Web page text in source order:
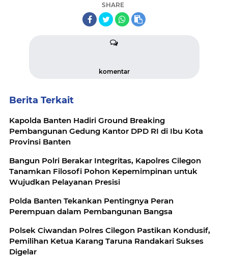
SHARE
komentar
Berita Terkait
Kapolda Banten Hadiri Ground Breaking
Pembangunan Gedung Kantor DPD RI di Ibu Kota
Provinsi Banten
Bangun Polri Berakar Integritas, Kapolres Cilegon
Tanamkan Filosofi Pohon Kepemimpinan untuk
Wujudkan Pelayanan Presisi
Polda Banten Tekankan Pentingnya Peran
Perempuan dalam Pembangunan Bangsa
Polsek Ciwandan Polres Cilegon Pastikan Kondusif,
Pemilihan Ketua Karang Taruna Randakari Sukses
Digelar